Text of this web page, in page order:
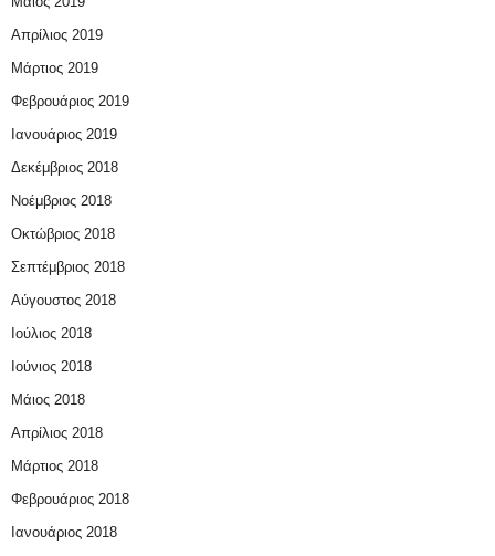
Απρίλιος 2019
Μάρτιος 2019
Φεβρουάριος 2019
Ιανουάριος 2019
Δεκέμβριος 2018
Νοέμβριος 2018
Οκτώβριος 2018
Σεπτέμβριος 2018
Αύγουστος 2018
Ιούλιος 2018
Ιούνιος 2018
Μάιος 2018
Απρίλιος 2018
Μάρτιος 2018
Φεβρουάριος 2018
Ιανουάριος 2018